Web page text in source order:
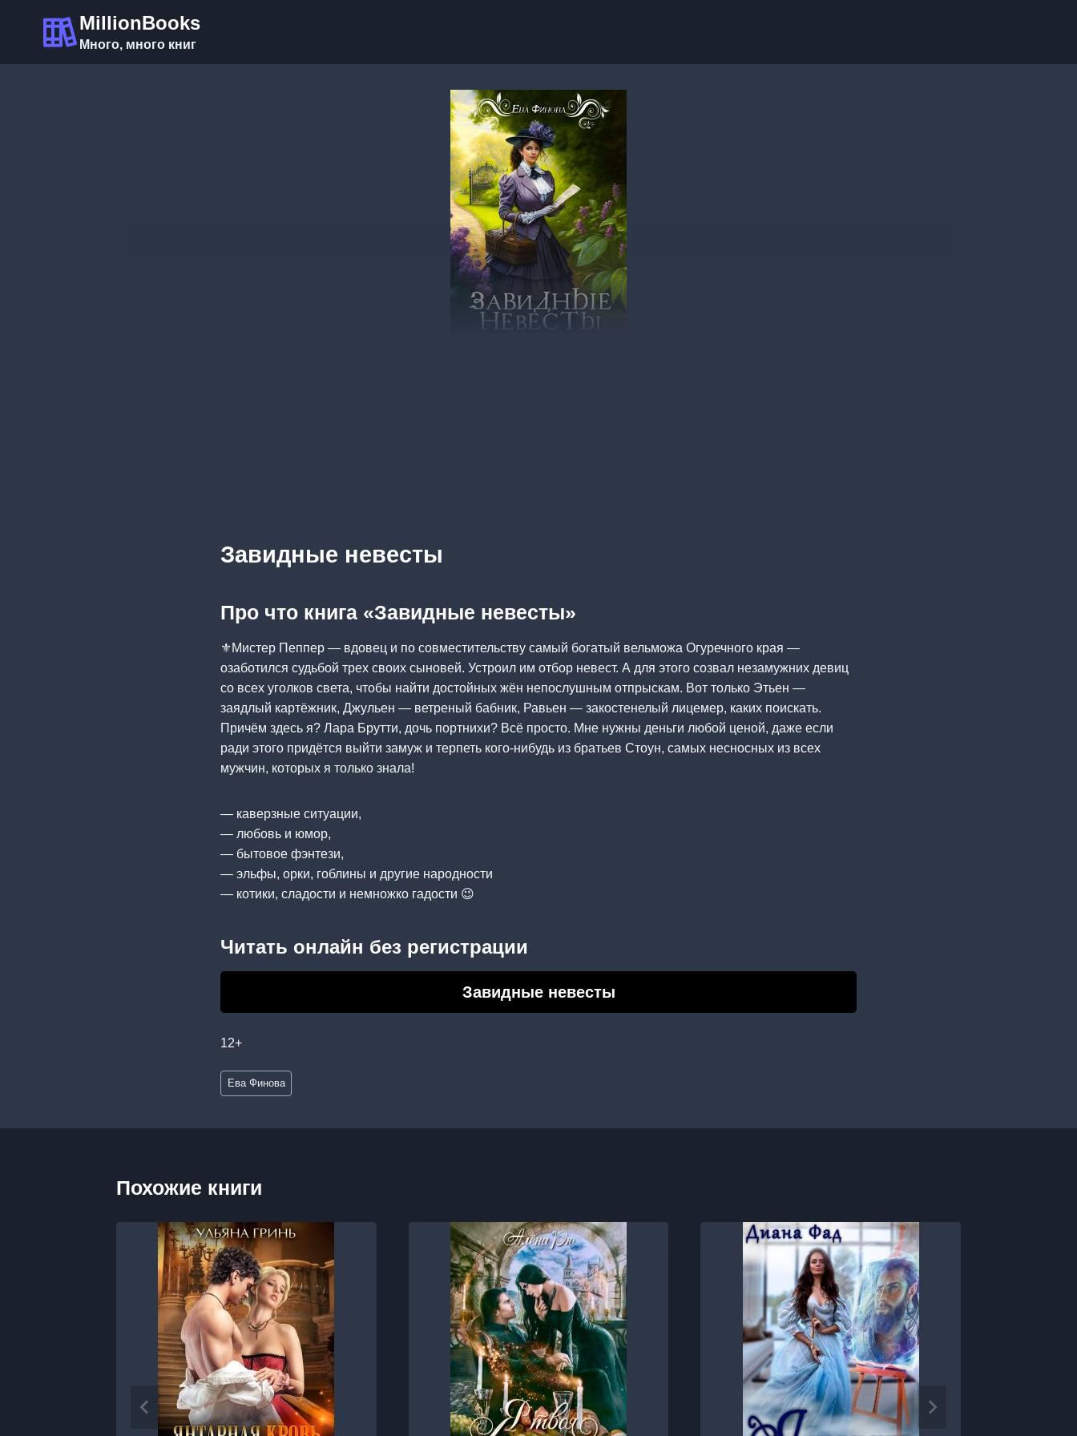
содержимому
MillionBooks
Много, много книг
Завидные невесты
Про что книга «Завидные невесты»
⚜️Мистер Пеппер — вдовец и по совместительству самый богатый вельможа Огуречного края —
озаботился судьбой трех своих сыновей. Устроил им отбор невест. А для этого созвал незамужних девиц
со всех уголков света, чтобы найти достойных жён непослушным отпрыскам. Вот только Этьен —
заядлый картёжник, Джульен — ветреный бабник, Равьен — закостенелый лицемер, каких поискать.
Причём здесь я? Лара Брутти, дочь портнихи? Всё просто. Мне нужны деньги любой ценой, даже если
ради этого придётся выйти замуж и терпеть кого-нибудь из братьев Стоун, самых несносных из всех
мужчин, которых я только знала!
— каверзные ситуации,
— любовь и юмор,
— бытовое фэнтези,
— эльфы, орки, гоблины и другие народности
— котики, сладости и немножко гадости 😉
Читать онлайн без регистрации
Завидные невесты
12+
Метки
записи:
Ева Финова
Похожие книги